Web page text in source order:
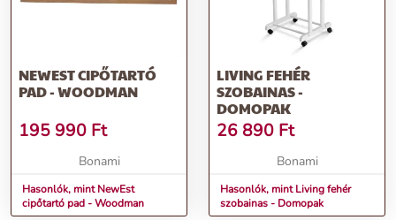
NEWEST CIPŐTARTÓ
PAD - WOODMAN
195 990 Ft
Bonami
Hasonlók, mint NewEst
cipőtartó pad - Woodman
LIVING FEHÉR
SZOBAINAS -
DOMOPAK
26 890 Ft
Bonami
Hasonlók, mint Living fehér
szobainas - Domopak